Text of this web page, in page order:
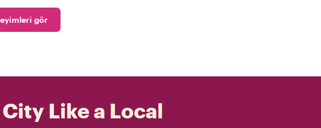
gör
Like a Local